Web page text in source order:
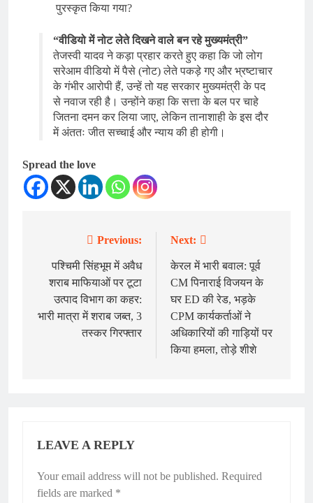
पुरस्कृत किया गया?
“वीडियो में नोट लेते दिखने वाले बन रहे मुख्यमंत्री”
तेजस्वी यादव ने कड़ा प्रहार करते हुए कहा कि जो लोग
सरेआम वीडियो में पैसे (नोट) लेते पकड़े गए और भ्रष्टाचार
के गंभीर आरोपी हैं, उन्हें तो यह सरकार मुख्यमंत्री के पद
से नवाज रही है। उन्होंने कहा कि सत्ता के बल पर चाहे
जितना दमन कर लिया जाए, लेकिन तानाशाही के इस दौर
में अंततः जीत सच्चाई और न्याय की ही होगी।
Spread the love
navigation
Previous:
पश्चिमी सिंहभूम में अवैध
शराब माफियाओं पर टूटा
उत्पाद विभाग का कहर:
भारी मात्रा में शराब जब्त, 3
तस्कर गिरफ्तार
Next:
केरल में भारी बवाल: पूर्व
CM पिनाराई विजयन के
घर ED की रेड, भड़के
CPM कार्यकर्ताओं ने
अधिकारियों की गाड़ियों पर
किया हमला, तोड़े शीशे
LEAVE A REPLY
Your email address will not be published. Required
fields are marked *